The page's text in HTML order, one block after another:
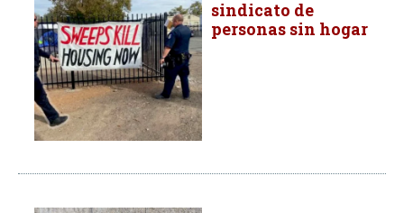
sindicato de
personas sin hogar